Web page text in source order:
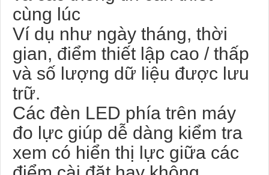
cùng lúc
Ví dụ như ngày tháng, thời
gian, điểm thiết lập cao / thấp
và số lượng dữ liệu được lưu
trữ.
Các đèn LED phía trên máy
đo lực giúp dễ dàng kiểm tra
xem có hiển thị lực giữa các